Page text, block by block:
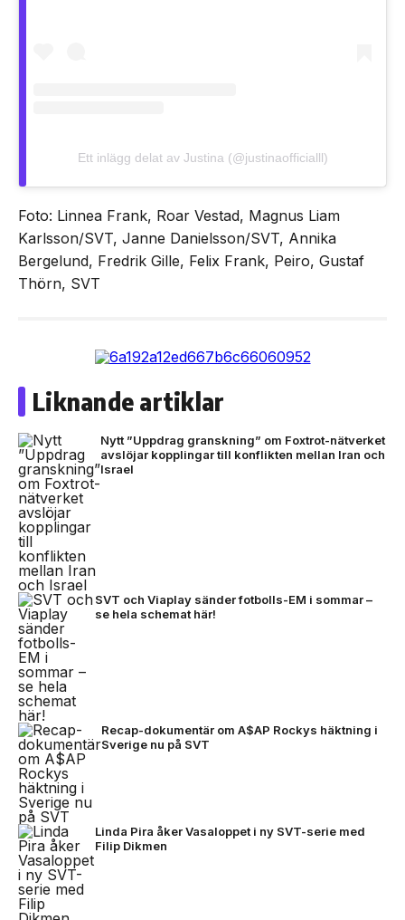
Ett inlägg delat av Justina (@justinaofficialll)
Foto: Linnea Frank, Roar Vestad, Magnus Liam
Karlsson/SVT, Janne Danielsson/SVT, Annika
Bergelund, Fredrik Gille, Felix Frank, Peiro, Gustaf
Thörn, SVT
Liknande artiklar
Nytt ”Uppdrag granskning” om Foxtrot-nätverket
avslöjar kopplingar till konflikten mellan Iran och
Israel
SVT och Viaplay sänder fotbolls-EM i sommar –
se hela schemat här!
Recap-dokumentär om A$AP Rockys häktning i
Sverige nu på SVT
Linda Pira åker Vasaloppet i ny SVT-serie med
Filip Dikmen